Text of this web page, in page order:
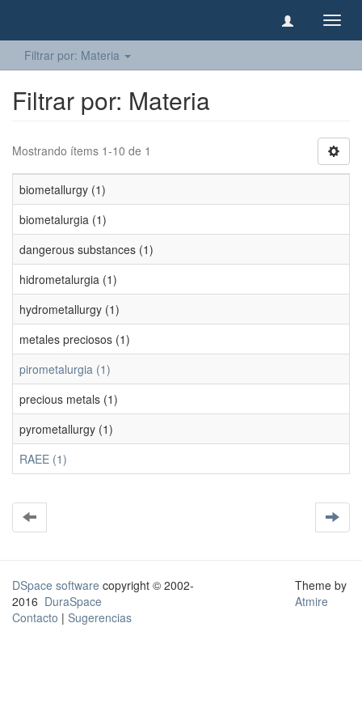
Filtrar por: Materia
Filtrar por: Materia
Mostrando ítems 1-10 de 1
biometallurgy (1)
biometalurgia (1)
dangerous substances (1)
hidrometalurgia (1)
hydrometallurgy (1)
metales preciosos (1)
pirometalurgia (1)
precious metals (1)
pyrometallurgy (1)
RAEE (1)
DSpace software copyright © 2002-
2016 DuraSpace
Contacto | Sugerencias
Theme by
Atmire